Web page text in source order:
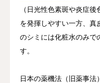
（日光性色素斑や炎症
を発揮しやすい一方、真
のシミには化粧水のみで
す。
日本の薬機法（旧薬事